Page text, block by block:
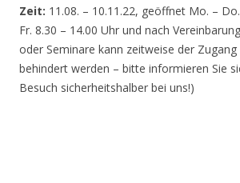
Zeit: 11.08. – 10.11.22, geöffnet Mo. –
Fr. 8.30 – 14.00 Uhr und nach
oder Seminare kann zeitweise der
behindert werden – bitte informieren Sie
Besuch sicherheitshalber bei uns!)